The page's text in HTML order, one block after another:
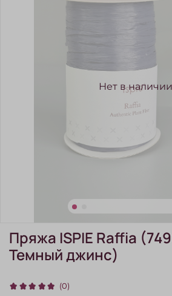
Нет в наличии
(0)
Пряжа ISPIE Raffia
Темный джинс)